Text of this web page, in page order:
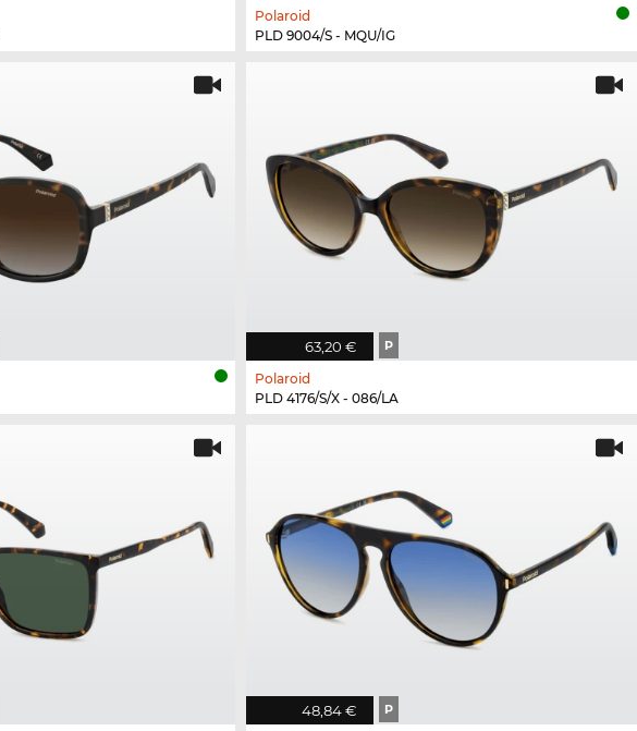
Polaroid
PLD 9004/S - MQU/IG
63,20 € P
Polaroid
PLD 4176/S/X - 086/LA
48,84 € P